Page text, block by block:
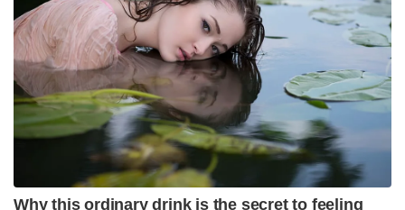
Why this ordinary drink is the secret to feeling